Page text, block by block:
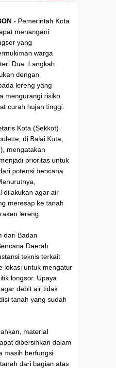
- Pemerintah Kota
menangani
yang
warga
Dua. Langkah
dengan
lereng yang
mengurangi risiko
curah hujan tinggi.
Kota (Sekkot)
di Balai Kota,
mengatakan
prioritas untuk
potensi bencana
dilakukan agar air
meresap ke tanah
lereng.
dari Badan
Daerah
teknis terkait
lokasi untuk mengatur
longsor. Upaya
debit air tidak
tanah yang sudah
material
dibersihkan dalam
masih berfungsi
dari bagian atas